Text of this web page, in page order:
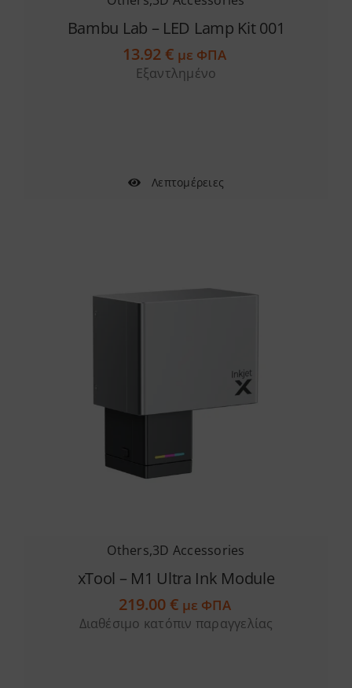
Bambu Lab – LED Lamp Kit 001
13.92€ με ΦΠΑ
Εξαντλημένο
Λεπτομέρειες
Others,3D Accessories
xTool – M1 Ultra Ink Module
219.00€ με ΦΠΑ
Διαθέσιμο κατόπιν παραγγελίας